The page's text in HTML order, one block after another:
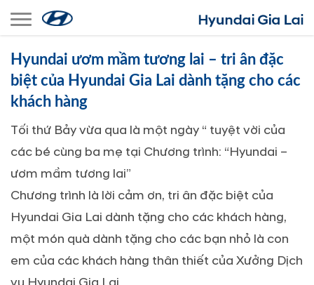
Toggle navigation
Hyundai ươm mầm tương lai – tri ân đặc
biệt của Hyundai Gia Lai dành tặng cho các
khách hàng
Tối thứ Bảy vừa qua là một ngày “ tuyệt vời của
các bé cùng ba mẹ tại Chương trình: “Hyundai –
ươm mầm tương lai”
Chương trình là lời cảm ơn, tri ân đặc biệt của
Hyundai Gia Lai dành tặng cho các khách hàng,
một món quà dành tặng cho các bạn nhỏ là con
em của các khách hàng thân thiết của Xưởng Dịch